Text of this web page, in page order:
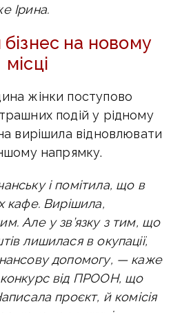
Ірина.
бізнес на новому
місці
жінки поступово
подій у рідному
вирішила відновлювати
напрямку.
і помітила, що в
кафе. Вирішила,
Але у зв’язку з тим, що
лишилася в окупації,
допомогу, — каже
від ПРООН, що
проєкт, й комісія